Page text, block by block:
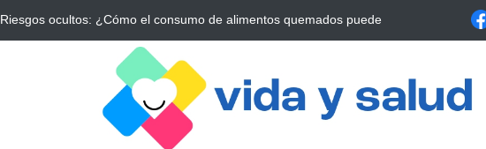
Ayuno Digital: La Estrategia Esencial para Mejorar tu Bienestar La conexión vital